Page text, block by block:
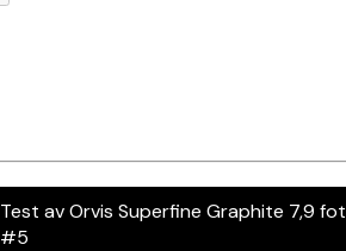
Test av Orvis Superfine Graphite 7,9 fot
#5